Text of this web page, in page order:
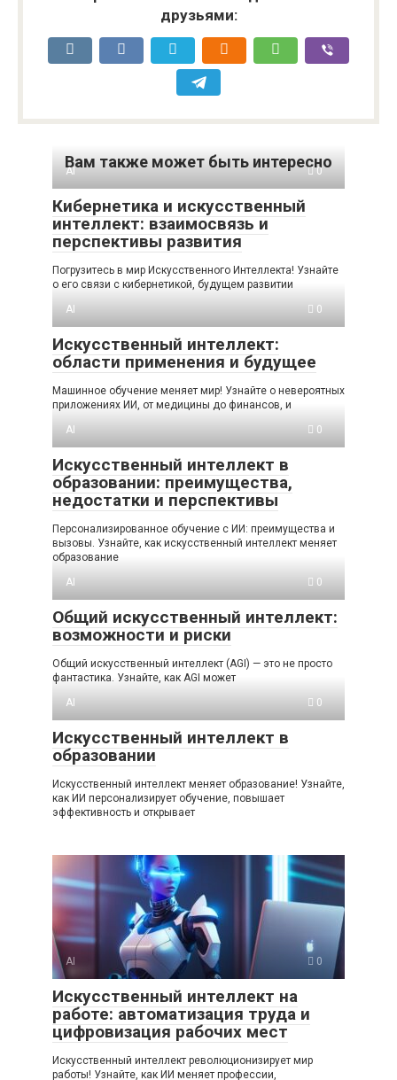
друзьями:
Вам также может быть интересно
AI 0
Кибернетика и искусственный
интеллект: взаимосвязь и
перспективы развития
Погрузитесь в мир Искусственного Интеллекта! Узнайте
о его связи с кибернетикой, будущем развитии
AI
0
Искусственный интеллект:
области применения и будущее
Машинное обучение меняет мир! Узнайте о невероятных
приложениях ИИ, от медицины до финансов, и
AI
0
Искусственный интеллект в
образовании: преимущества,
недостатки и перспективы
Персонализированное обучение с ИИ: преимущества и
вызовы. Узнайте, как искусственный интеллект меняет
образование
AI
0
Общий искусственный интеллект:
возможности и риски
Общий искусственный интеллект (AGI) — это не просто
фантастика. Узнайте, как AGI может
AI
0
Искусственный интеллект в
образовании
Искусственный интеллект меняет образование! Узнайте,
как ИИ персонализирует обучение, повышает
эффективность и открывает
AI 0
Искусственный интеллект на
работе: автоматизация труда и
цифровизация рабочих мест
Искусственный интеллект революционизирует мир
работы! Узнайте, как ИИ меняет профессии,